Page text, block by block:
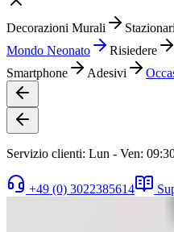
Decorazioni Murali
Mondo Neonato
Risiedere
Smartphone
Adesivi
Servizio clienti: Lun - Ven:
+49 (0) 3022385614